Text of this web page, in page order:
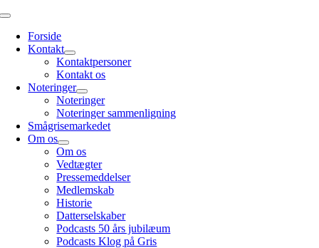
Skip
content
Toggle
NavigationForside
Kontakt
Kontaktpersoner
Kontakt os
Noteringer
Noteringer
Noteringer sammenligning
Smågrisemarkedet
Om os
Om os
Vedtægter
Pressemeddelser
Medlemskab
Historie
Datterselskaber
Podcasts 50 års jubilæum
Podcasts Klog på Gris